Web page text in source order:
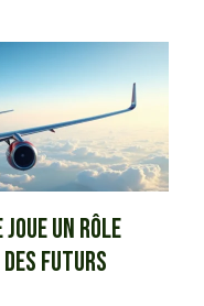
un rôle
futurs